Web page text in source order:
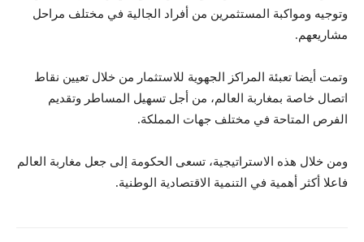
وتوجيه ومواكبة المستثمرين من أفراد الجالية في مختلف مراحل
مشاريعهم.
وتمت أيضا تعبئة المراكز الجهوية للاستثمار من خلال تعيين نقاط
اتصال خاصة بمغاربة العالم، من أجل تسهيل المساطر وتقديم
الفرص المتاحة في مختلف جهات المملكة.
ومن خلال هذه الاستراتيجية، تسعى الحكومة إلى جعل مغاربة العالم
فاعلا أكثر أهمية في التنمية الاقتصادية الوطنية.